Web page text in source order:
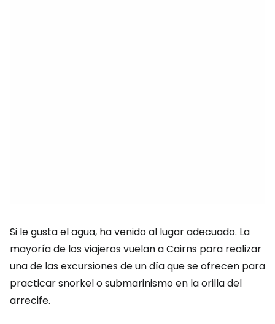
Si le gusta el agua, ha venido al lugar adecuado. La
mayoría de los viajeros vuelan a Cairns para realizar
una de las excursiones de un día que se ofrecen para
practicar snorkel o submarinismo en la orilla del
arrecife.